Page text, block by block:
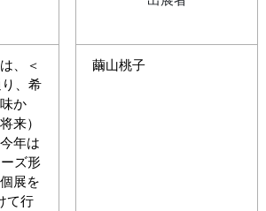
、＜
、希
か
来）
年は
ズ形
展を
て行
繭山桃子